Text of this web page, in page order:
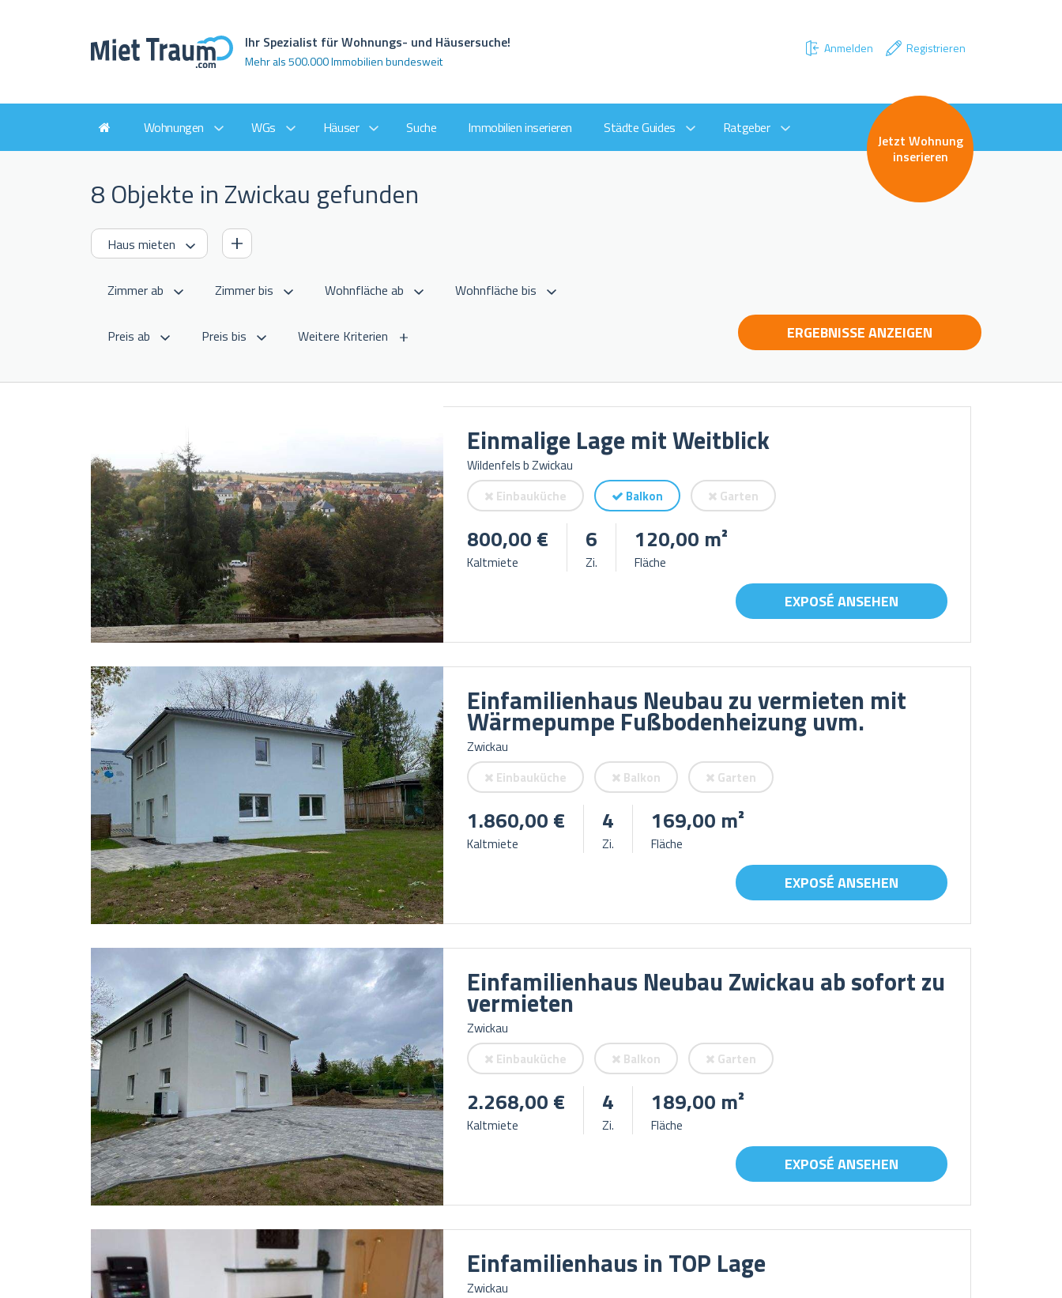
Ihr Spezialist für Wohnungs- und Häusersuche!
Mehr als 500.000 Immobilien bundesweit
Anmelden Registrieren
Wohnungen WGs Häuser Suche Immobilien inserieren Städte Guides Ratgeber
Jetzt Wohnung
inserieren
8 Objekte in Zwickau gefunden
Weitere Kriterien ERGEBNISSE ANZEIGEN
Einmalige Lage mit Weitblick
Wildenfels b Zwickau
Einbauküche
Balkon Garten
800,00 €
Kaltmiete
6
Zi.
120,00 m²
Fläche
EXPOSÉ ANSEHEN
Einfamilienhaus Neubau zu vermieten mit
Wärmepumpe Fußbodenheizung uvm.
Zwickau
Einbauküche
Balkon Garten
1.860,00 €
Kaltmiete
4
Zi.
169,00 m²
Fläche
EXPOSÉ ANSEHEN
Einfamilienhaus Neubau Zwickau ab sofort zu
vermieten
Zwickau
Einbauküche
Balkon Garten
2.268,00 €
Kaltmiete
4
Zi.
189,00 m²
Fläche
EXPOSÉ ANSEHEN
Einfamilienhaus in TOP Lage
Zwickau